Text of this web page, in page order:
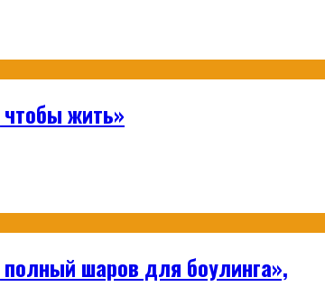
жить»
шаров для боулинга»,